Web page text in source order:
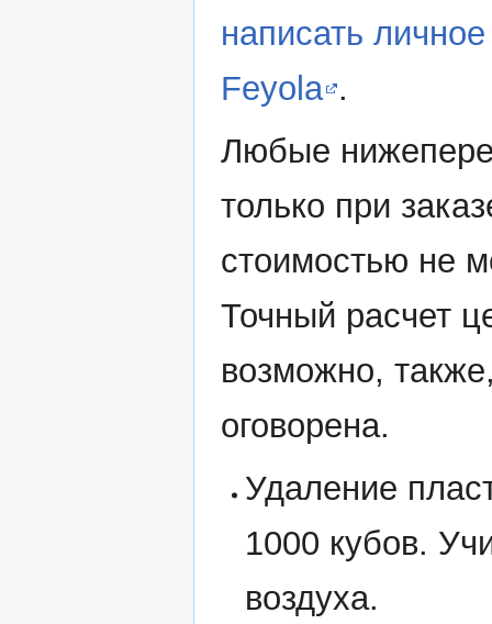
написать
Feyola .
Любые
только при
стоимостью не
Точный расчет
возможно,
оговорена.
Удаление
1000 кубов.
воздуха.